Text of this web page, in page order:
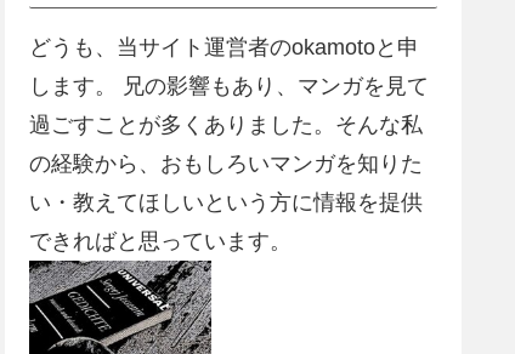
どうも、当サイト運営者のokamotoと申
します。 兄の影響もあり、マンガを見て
過ごすことが多くありました。そんな私
の経験から、おもしろいマンガを知りた
い・教えてほしいという方に情報を提供
できればと思っています。